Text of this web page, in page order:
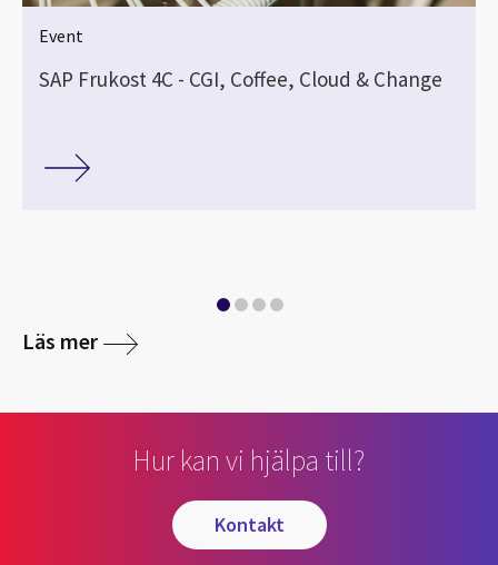
Event
SAP Frukost 4C - CGI, Coffee, Cloud & Change
Läs mer
Hur kan vi hjälpa till?
kontakt